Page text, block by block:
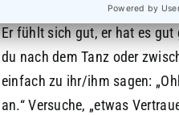
Er fühlt sich gut, er hat es
du nach dem Tanz oder
einfach zu ihr/ihm sagen:
an.“ Versuche, „etwas